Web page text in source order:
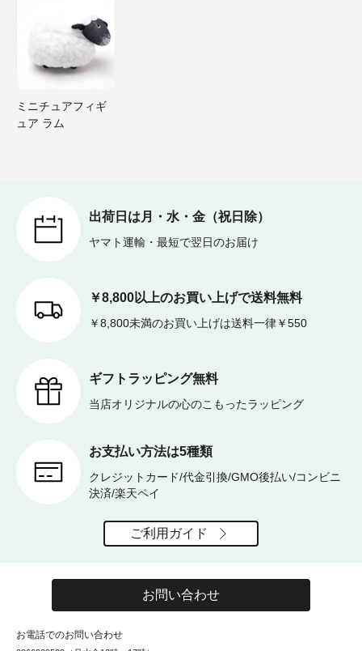
ミニチュアフィギ
ュア ラム
出荷日は月・水・金（祝日除）
ヤマト運輸・最短で翌日のお届け
￥8,800以上のお買い上げで送料無料
￥8,800未満のお買い上げは送料一律￥550
ギフトラッピング無料
当店オリジナルの心のこもったラッピング
お支払い方法は5種類
クレジットカード/代金引換/GMO後払い/コンビニ
決済/楽天ペイ
ご利用ガイド
お問い合わせ
お電話でのお問い合わせ